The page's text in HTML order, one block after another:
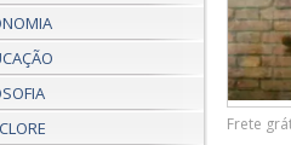
Frete